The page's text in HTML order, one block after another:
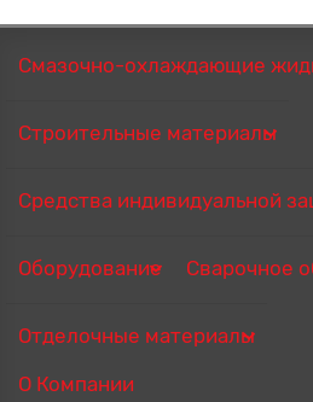
Смазочно-охлаждающие
Строительные материалы
Средства индивидуальной
Оборудование Сварочное
Отделочные материалы
О Компании